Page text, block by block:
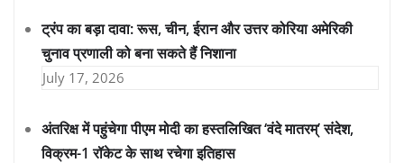
ट्रंप का बड़ा दावा: रूस, चीन, ईरान और उत्तर कोरिया अमेरिकी
चुनाव प्रणाली को बना सकते हैं निशाना
July 17, 2026
अंतरिक्ष में पहुंचेगा पीएम मोदी का हस्तलिखित ‘वंदे मातरम्’ संदेश,
विक्रम-1 रॉकेट के साथ रचेगा इतिहास